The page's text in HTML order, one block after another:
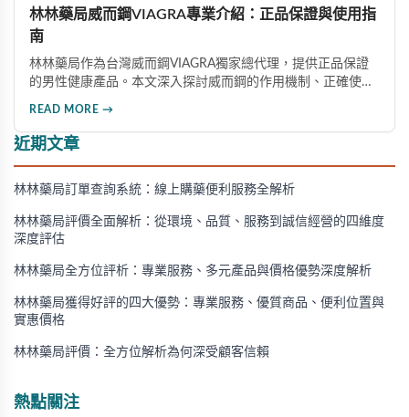
林林藥局威而鋼VIAGRA專業介紹：正品保證與使用指
南
林林藥局作為台灣威而鋼VIAGRA獨家總代理，提供正品保證
的男性健康產品。本文深入探討威而鋼的作用機制、正確使用
擇。
READ MORE →
近期文章
林林藥局訂單查詢系統：線上購藥便利服務全解析
林林藥局評價全面解析：從環境、品質、服務到誠信經營的四維度
深度評估
林林藥局全方位評析：專業服務、多元產品與價格優勢深度解析
林林藥局獲得好評的四大優勢：專業服務、優質商品、便利位置與
實惠價格
林林藥局評價：全方位解析為何深受顧客信賴
熱點關注